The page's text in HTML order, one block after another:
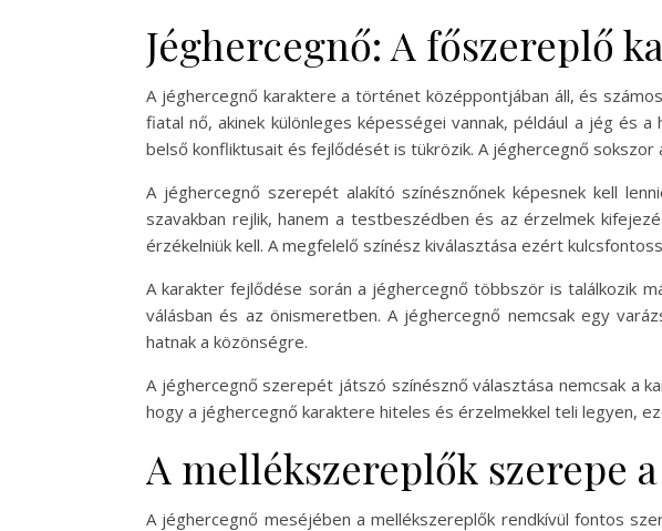
Jéghercegnő: A főszereplő
A jéghercegnő karaktere a történet középpontjában áll, és
fiatal nő, akinek különleges képességei vannak, például a jég és
belső konfliktusait és fejlődését is tükrözik. A jéghercegnő
A jéghercegnő szerepét alakító színésznőnek képesnek kell
szavakban rejlik, hanem a testbeszédben és az érzelmek
érzékelniük kell. A megfelelő színész kiválasztása ezért
A karakter fejlődése során a jéghercegnő többször is találkozik
válásban és az önismeretben. A jéghercegnő nemcsak egy
hatnak a közönségre.
A jéghercegnő szerepét játszó színésznő választása nemcsak a
hogy a jéghercegnő karaktere hiteles és érzelmekkel teli legyen,
A mellékszereplők szerepe
A jéghercegnő meséjében a mellékszereplők rendkívül fontos